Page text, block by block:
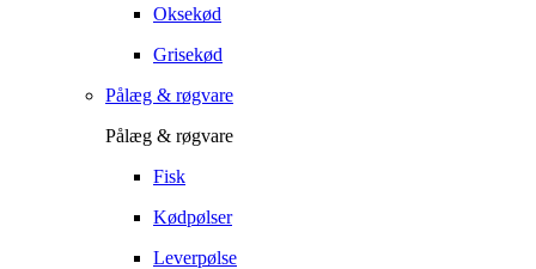
Oksekød
Grisekød
Pålæg & røgvare
Pålæg & røgvare
Fisk
Kødpølser
Leverpølse